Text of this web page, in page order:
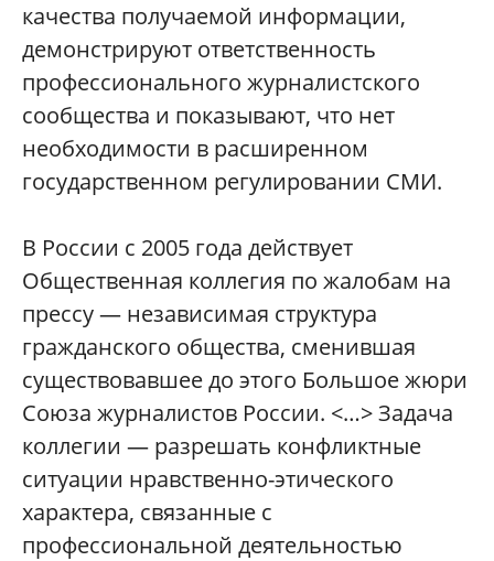
качества получаемой информации,
демонстрируют ответственность
профессионального журналистского
сообщества и показывают, что нет
необходимости в расширенном
государственном регулировании СМИ.
В России с 2005 года действует
Общественная коллегия по жалобам на
прессу — независимая структура
гражданского общества, сменившая
существовавшее до этого Большое жюри
Союза журналистов России. <…> Задача
коллегии — разрешать конфликтные
ситуации нравственно-этического
характера, связанные с
профессиональной деятельностью